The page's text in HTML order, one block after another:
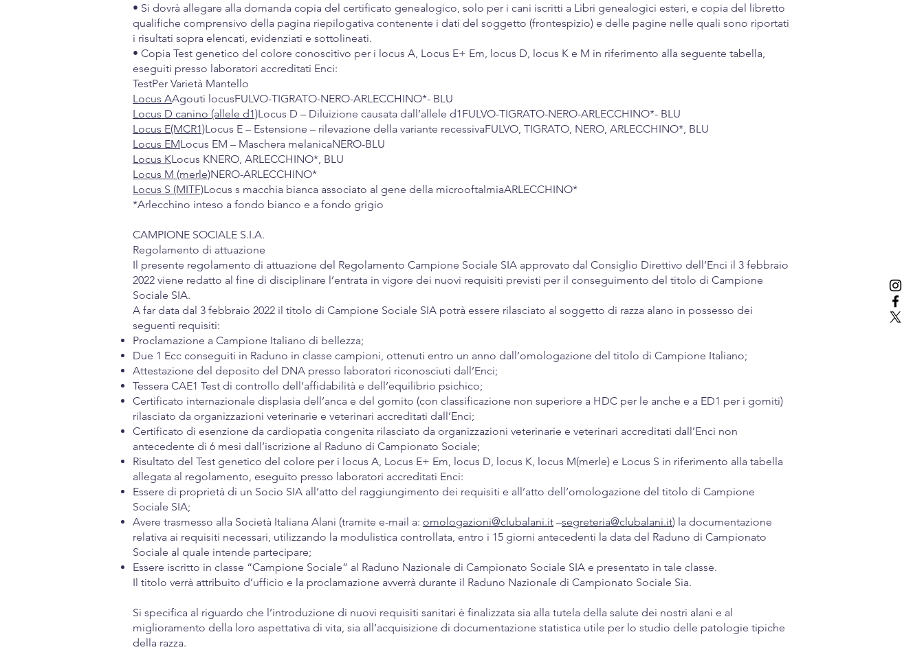
• Si dovrà allegare alla domanda copia del certificato genealogico, solo per i cani iscritti a Libri genealogici esteri, e copia del libretto
qualifiche comprensivo della pagina riepilogativa contenente i dati del soggetto (frontespizio) e delle pagine nelle quali sono riportati
i risultati sopra elencati, evidenziati e sottolineati.
• Copia Test genetico del colore conoscitivo per i locus A, Locus E+ Em, locus D, locus K e M in riferimento alla seguente tabella,
eseguiti presso laboratori accreditati Enci:
TestPer Varietà Mantello
Locus AAgouti locusFULVO-TIGRATO-NERO-ARLECCHINO*- BLU
Locus D canino (allele d1)Locus D – Diluizione causata dall’allele d1FULVO-TIGRATO-NERO-ARLECCHINO*- BLU
Locus E(MCR1)Locus E – Estensione – rilevazione della variante recessivaFULVO, TIGRATO, NERO, ARLECCHINO*, BLU
Locus EMLocus EM – Maschera melanicaNERO-BLU
Locus KLocus KNERO, ARLECCHINO*, BLU
Locus M (merle)NERO-ARLECCHINO*
Locus S (MITF)Locus s macchia bianca associato al gene della microoftalmiaARLECCHINO*
*Arlecchino inteso a fondo bianco e a fondo grigio
CAMPIONE SOCIALE S.I.A.
Regolamento di attuazione
Il presente regolamento di attuazione del Regolamento Campione Sociale SIA approvato dal Consiglio Direttivo dell’Enci il 3 febbraio
2022 viene redatto al fine di disciplinare l’entrata in vigore dei nuovi requisiti previsti per il conseguimento del titolo di Campione
Sociale SIA.
A far data dal 3 febbraio 2022 il titolo di Campione Sociale SIA potrà essere rilasciato al soggetto di razza alano in possesso dei
seguenti requisiti:
Proclamazione a Campione Italiano di bellezza;
Due 1 Ecc conseguiti in Raduno in classe campioni, ottenuti entro un anno dall’omologazione del titolo di Campione Italiano;
Attestazione del deposito del DNA presso laboratori riconosciuti dall’Enci;
Tessera CAE1 Test di controllo dell’affidabilità e dell’equilibrio psichico;
Certificato internazionale displasia dell’anca e del gomito (con classificazione non superiore a HDC per le anche e a ED1 per i gomiti)
rilasciato da organizzazioni veterinarie e veterinari accreditati dall’Enci;
Certificato di esenzione da cardiopatia congenita rilasciato da organizzazioni veterinarie e veterinari accreditati dall’Enci non
antecedente di 6 mesi dall’iscrizione al Raduno di Campionato Sociale;
Risultato del Test genetico del colore per i locus A, Locus E+ Em, locus D, locus K, locus M(merle) e Locus S in riferimento alla tabella
allegata al regolamento, eseguito presso laboratori accreditati Enci:
Essere di proprietà di un Socio SIA all’atto del raggiungimento dei requisiti e all’atto dell’omologazione del titolo di Campione
Sociale SIA;
Avere trasmesso alla Società Italiana Alani (tramite e-mail a: omologazioni@clubalani.it –segreteria@clubalani.it) la documentazione
relativa ai requisiti necessari, utilizzando la modulistica controllata, entro i 15 giorni antecedenti la data del Raduno di Campionato
Sociale al quale intende partecipare;
Essere iscritto in classe “Campione Sociale” al Raduno Nazionale di Campionato Sociale SIA e presentato in tale classe.
Il titolo verrà attribuito d’ufficio e la proclamazione avverrà durante il Raduno Nazionale di Campionato Sociale Sia.
Si specifica al riguardo che l’introduzione di nuovi requisiti sanitari è finalizzata sia alla tutela della salute dei nostri alani e al
miglioramento della loro aspettativa di vita, sia all’acquisizione di documentazione statistica utile per lo studio delle patologie tipiche
della razza.